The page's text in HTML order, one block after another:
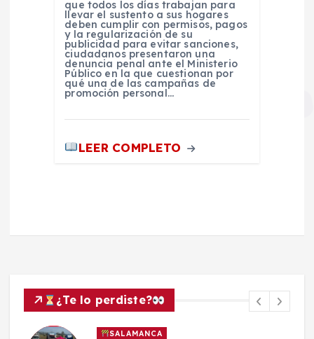
que todos los días trabajan para
llevar el sustento a sus hogares
deben cumplir con permisos, pagos
y la regularización de su
publicidad para evitar sanciones,
ciudadanos presentaron una
denuncia penal ante el Ministerio
Público en la que cuestionan por
qué una de las campañas de
promoción personal…
LEER COMPLETO
¿Te lo perdiste?
SALAMANCA